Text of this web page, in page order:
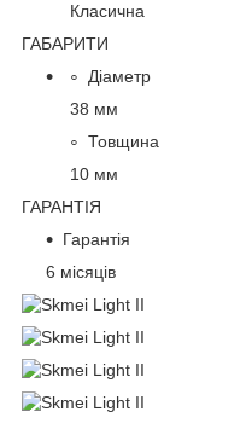
Класична
ГАБАРИТИ
Діаметр
38 мм
Товщина
10 мм
ГАРАНТІЯ
Гарантія
6 місяців